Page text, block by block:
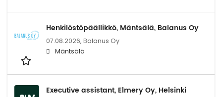
Henkilöstöpäällikkö, Mäntsälä, Balanus Oy
07.08.2026, Balanus Oy
Mäntsälä
Executive assistant, Elmery Oy, Helsinki